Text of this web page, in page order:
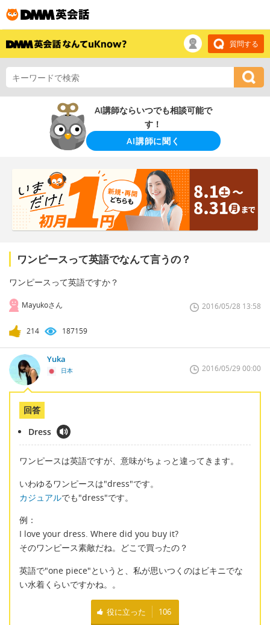
質問する
AI講師ならいつでも相談可能で
す！
AI講師に聞く
ワンピースって英語でなんて言うの？
ワンピースって英語ですか？
Mayukoさん 2016/05/28 13:58
214 187159
Yuka
日本 2016/05/29 00:00
回答
Dress
ワンピースは英語ですが、意味がちょっと違ってきます。
いわゆるワンピースは"dress"です。
カジュアルでも"dress"です。
例：
I love your dress. Where did you buy it?
そのワンピース素敵だね。どこで買ったの？
英語で"one piece"というと、私が思いつくのはビキニでな
い水着くらいですかね。。
役に立った 106